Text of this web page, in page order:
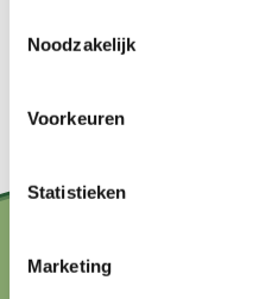
Noodzakelijk
Voorkeuren
Statistieken
Marketing
Contact?